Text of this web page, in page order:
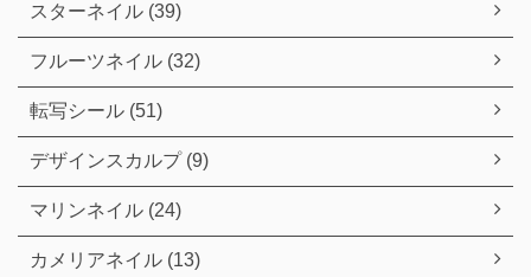
スターネイル (39)
フルーツネイル (32)
転写シール (51)
デザインスカルプ (9)
マリンネイル (24)
カメリアネイル (13)